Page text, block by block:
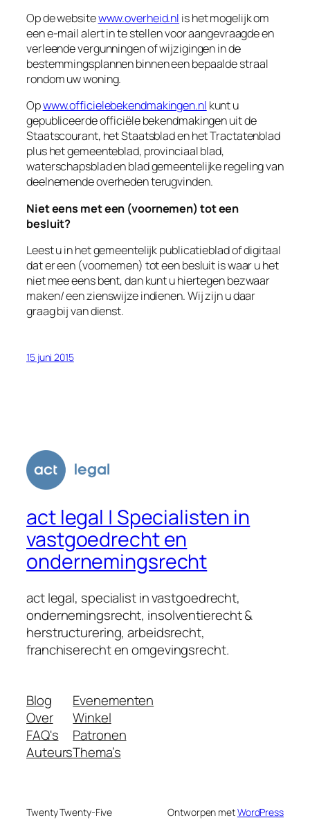
Op de websitewww.overheid.nl is het mogelijk om
een e-mail alert in te stellen voor aangevraagde en
verleende vergunningen of wijzigingen in de
bestemmingsplannen binnen een bepaalde straal
rondom uw woning.
Opwww.officielebekendmakingen.nl kunt u
gepubliceerde officiële bekendmakingen uit de
Staatscourant, het Staatsblad en het Tractatenblad
plus het gemeenteblad, provinciaal blad,
waterschapsblad en blad gemeentelijke regeling van
deelnemende overheden terugvinden.
Niet eens met een (voornemen) tot een
besluit?
Leest u in het gemeentelijk publicatieblad of digitaal
dat er een (voornemen) tot een besluit is waar u het
niet mee eens bent, dan kunt u hiertegen bezwaar
maken/ een zienswijze indienen. Wij zijn u daar
graag bij van dienst.
15 juni 2015
act legal | Specialisten in
vastgoedrecht en
ondernemingsrecht
act legal, specialist in vastgoedrecht,
ondernemingsrecht, insolventierecht &
herstructurering, arbeidsrecht,
franchiserecht en omgevingsrecht.
Blog
Over
FAQ's
Auteurs
Evenementen
Winkel
Patronen
Thema’s
Twenty Twenty-Five Ontworpen metWordPress